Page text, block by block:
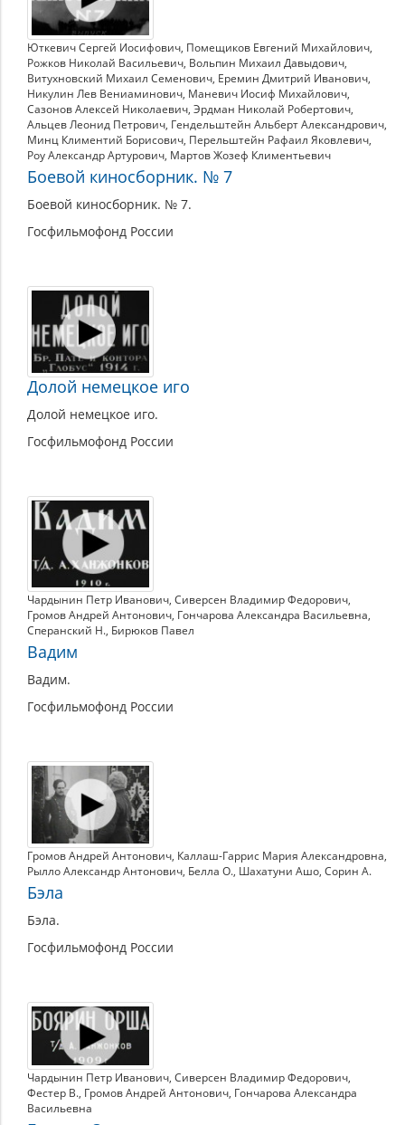
Юткевич Сергей Иосифович, Помещиков Евгений Михайлович,
Рожков Николай Васильевич, Вольпин Михаил Давыдович,
Витухновский Михаил Семенович, Еремин Дмитрий Иванович,
Никулин Лев Вениаминович, Маневич Иосиф Михайлович,
Сазонов Алексей Николаевич, Эрдман Николай Робертович,
Альцев Леонид Петрович, Гендельштейн Альберт Александрович,
Минц Климентий Борисович, Перельштейн Рафаил Яковлевич,
Роу Александр Артурович, Мартов Жозеф Климентьевич
Боевой киносборник. № 7
Боевой киносборник. № 7.
Госфильмофонд России
Долой немецкое иго
Долой немецкое иго.
Госфильмофонд России
Чардынин Петр Иванович, Сиверсен Владимир Федорович,
Громов Андрей Антонович, Гончарова Александра Васильевна,
Сперанский Н., Бирюков Павел
Вадим
Вадим.
Госфильмофонд России
Громов Андрей Антонович, Каллаш-Гаррис Мария Александровна,
Рылло Александр Антонович, Белла О., Шахатуни Ашо, Сорин А.
Бэла
Бэла.
Госфильмофонд России
Чардынин Петр Иванович, Сиверсен Владимир Федорович,
Фестер В., Громов Андрей Антонович, Гончарова Александра
Васильевна